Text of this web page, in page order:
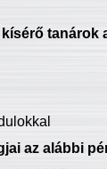
az alábbi